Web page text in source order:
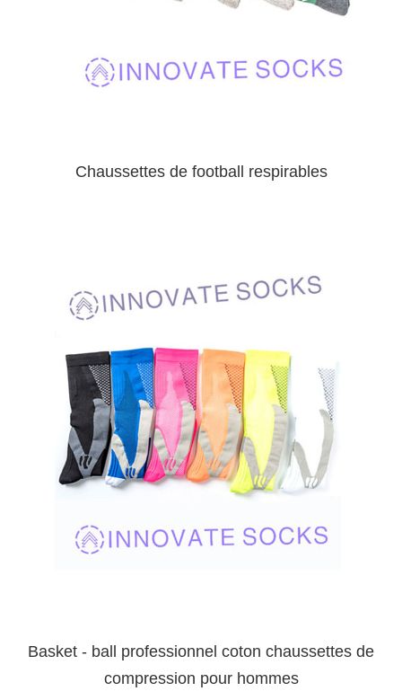
Chaussettes de football respirables
Basket - ball professionnel coton chaussettes de
compression pour hommes